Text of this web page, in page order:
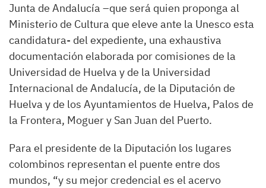
Junta de Andalucía –que será quien proponga al
Ministerio de Cultura que eleve ante la Unesco esta
candidatura- del expediente, una exhaustiva
documentación elaborada por comisiones de la
Universidad de Huelva y de la Universidad
Internacional de Andalucía, de la Diputación de
Huelva y de los Ayuntamientos de Huelva, Palos de
la Frontera, Moguer y San Juan del Puerto.
Para el presidente de la Diputación los lugares
colombinos representan el puente entre dos
mundos, “y su mejor credencial es el acervo